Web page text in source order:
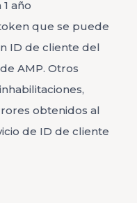
año
que se puede
ID de cliente del
AMP. Otros
obtenidos al
de ID de cliente